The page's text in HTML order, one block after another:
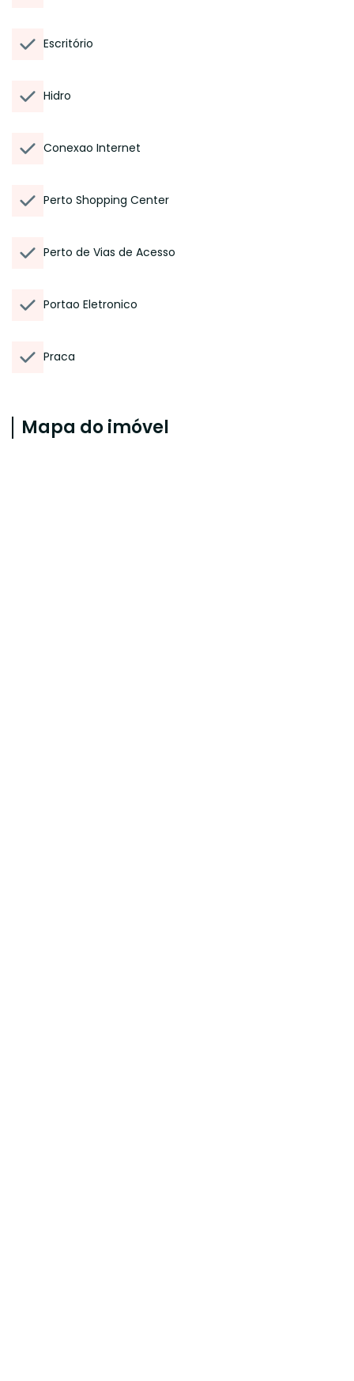
Escritório
Hidro
Conexao Internet
Perto Shopping Center
Perto de Vias de Acesso
Portao Eletronico
Praca
Mapa do imóvel